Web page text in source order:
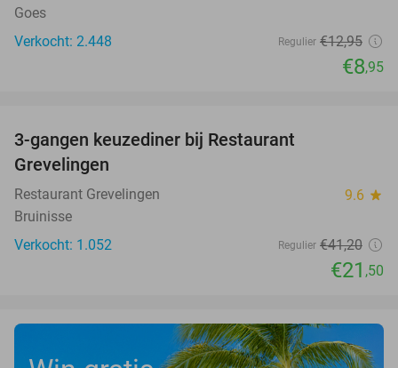
Goes
Verkocht: 2.448
Regulier €12,95
€8,95
3-gangen keuzediner bij Restaurant
Grevelingen
Restaurant Grevelingen 9.6 star
Bruinisse
Verkocht: 1.052
Regulier €41,20
€21 ,50